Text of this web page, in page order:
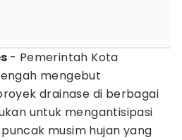
- Pemerintah Kota
mengebut
drainase di berbagai
untuk mengantisipasi
musim hujan yang